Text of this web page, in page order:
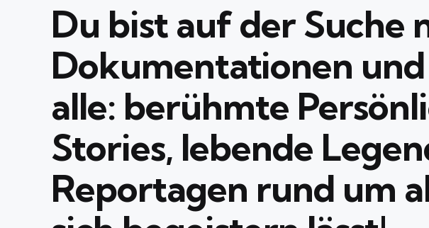
Du bist auf der Suche
Dokumentationen
alle: berühmte
Stories, lebende
Reportagen rund um